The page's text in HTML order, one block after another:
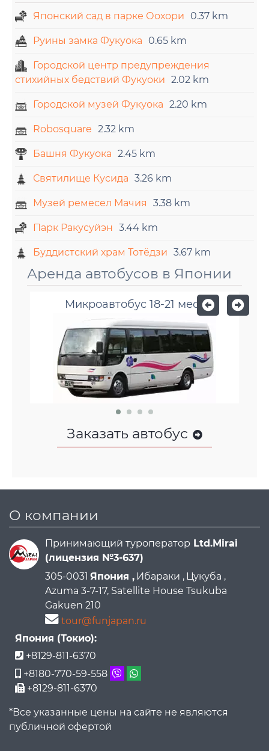
Японский сад в парке Оохори 0.37 km
Руины замка Фукуока 0.65 km
Городской центр предупреждения
стихийных бедствий Фукуоки 2.02 km
Городской музей Фукуока 2.20 km
Robosquare 2.32 km
Башня Фукуока 2.45 km
Святилище Кусида 3.26 km
Музей ремесел Мачия 3.38 km
Парк Ракусуйэн 3.44 km
Буддистский храм Тотёдзи 3.67 km
Аренда автобусов в Японии
Микроавтобус 18-21 мест
Заказать автобус
О компании
Принимающий туроператор Ltd.Mirai
(лицензия №3-637)
305-0031 Япония , Ибараки , Цукуба ,
Azuma 3-7-17, Satellite House Tsukuba
Gakuen 210
tour@funjapan.ru
Япония (Токио):
+8129-811-6370
+8180-770-59-558
+8129-811-6370
*Все указанные цены на сайте не являются
публичной офертой